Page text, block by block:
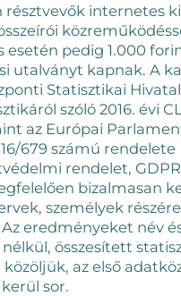
résztvevők internetes
pedig 1.000
utalványt kapnak. A
Statisztikai
szóló 2016. évi
az Európai
679 számú rendelete
rendelet,
bizalmasan
személyek
eredményeket név
összesített
az első
sor.